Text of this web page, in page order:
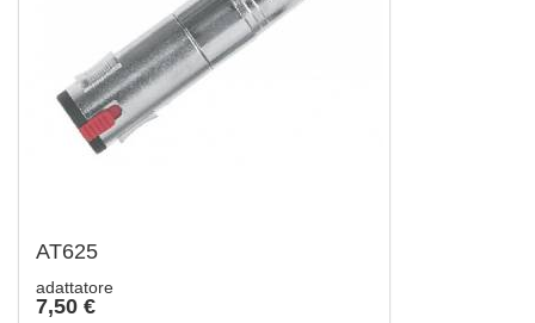
AT625
adattatore
7,50 €